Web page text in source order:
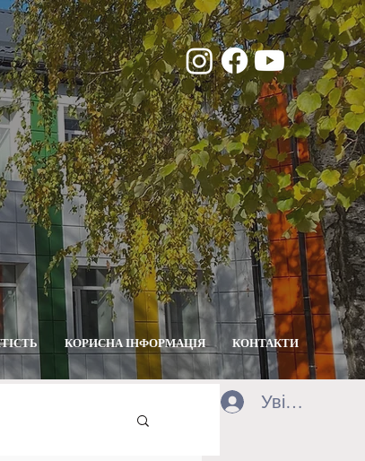
КОРИСНА ІНФОРМАЦІЯ КОНТАКТИ
Увійти